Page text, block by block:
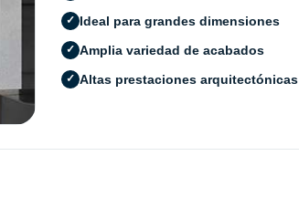
Ideal para grandes dimensiones
Amplia variedad de acabados
Altas prestaciones arquitectónicas